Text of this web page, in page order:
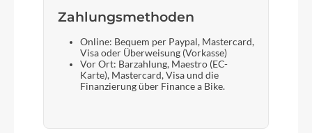
Zahlungsmethoden
Online: Bequem per Paypal, Mastercard,
Visa oder Überweisung (Vorkasse)
Vor Ort: Barzahlung, Maestro (EC-
Karte), Mastercard, Visa und die
Finanzierung über Finance a Bike.